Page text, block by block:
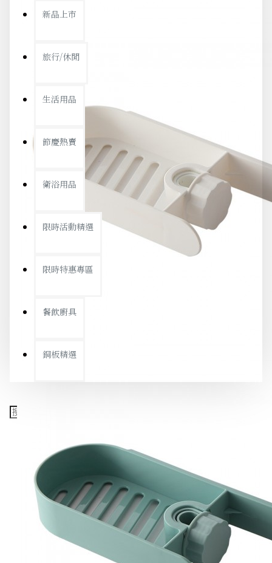
新品上市
旅行/休閒
生活用品
節慶熱賣
衛浴用品
限時活動精選
限時特惠專區
餐飲廚具
銅板精選